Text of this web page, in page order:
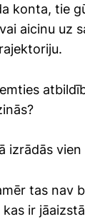
konta, tie
aicinu uz
izrādās
tas nav
ir